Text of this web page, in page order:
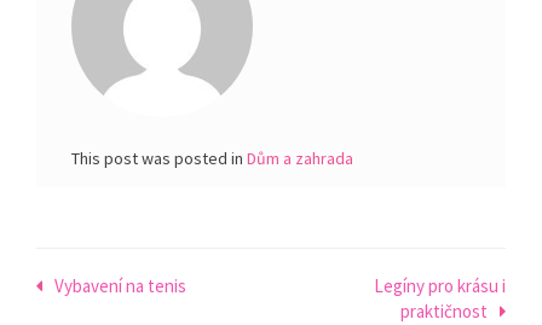
This post was posted in Dům a zahrada
Navigace
Vybavení na tenis
Legíny pro krásu i
praktičnost